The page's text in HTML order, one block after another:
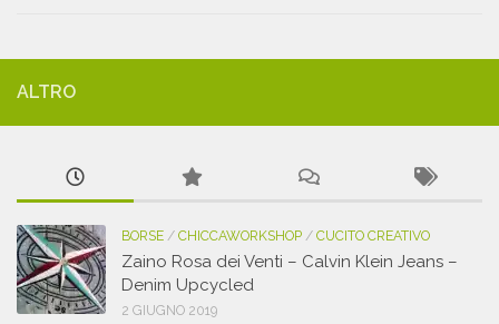
ALTRO
BORSE / CHICCAWORKSHOP / CUCITO CREATIVO
Zaino Rosa dei Venti – Calvin Klein Jeans –
Denim Upcycled
2 GIUGNO 2019